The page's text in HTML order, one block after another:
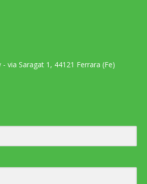
via Saragat 1, 44121 Ferrara (Fe)